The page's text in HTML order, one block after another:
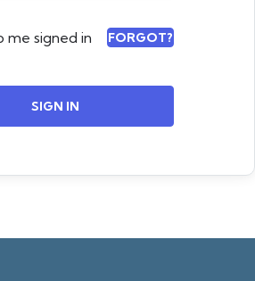
me signed in FORGOT?
SIGN IN